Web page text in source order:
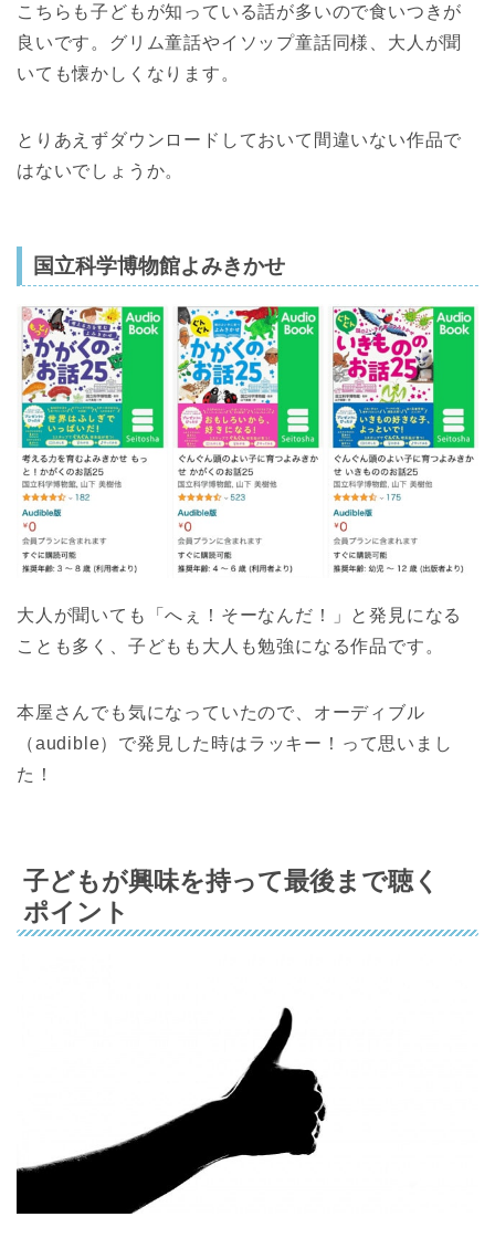
こちらも子どもが知っている話が多いので食いつきが
良いです。グリム童話やイソップ童話同様、大人が聞
いても懐かしくなります。
とりあえずダウンロードしておいて間違いない作品で
はないでしょうか。
国立科学博物館よみきかせ
大人が聞いても「へぇ！そーなんだ！」と発見になる
ことも多く、子どもも大人も勉強になる作品です。
本屋さんでも気になっていたので、オーディブル
（audible）で発見した時はラッキー！って思いまし
た！
子どもが興味を持って最後まで聴く
ポイント